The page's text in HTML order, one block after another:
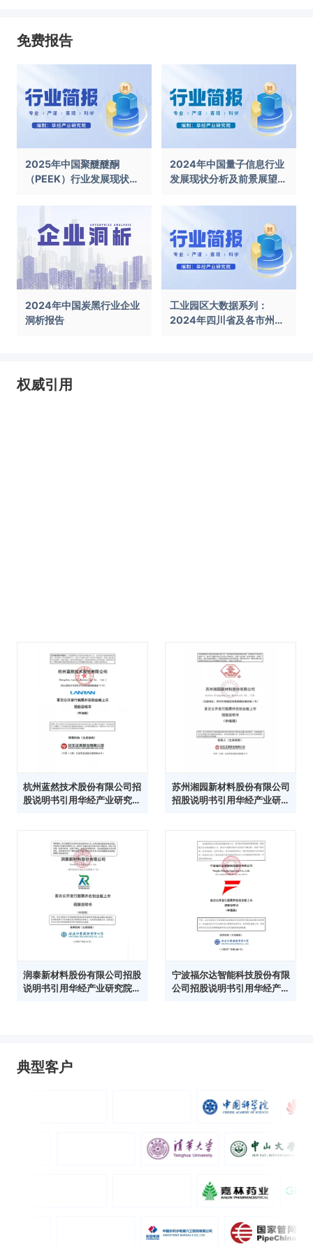
免费报告
2025年中国聚醚醚酮
（PEEK）行业发展现状及
2024年中国量子信息行业
发展现状分析及前景展望报
2024年中国炭黑行业企业
洞析报告
工业园区大数据系列：
2024年四川省及各市州工
权威引用
杭州蓝然技术股份有限公司招
股说明书引用华经产业研究院
苏州湘园新材料股份有限公司
招股说明书引用华经产业研究
润泰新材料股份有限公司招股
说明书引用华经产业研究院数
宁波福尔达智能科技股份有限
公司招股说明书引用华经产业
典型客户